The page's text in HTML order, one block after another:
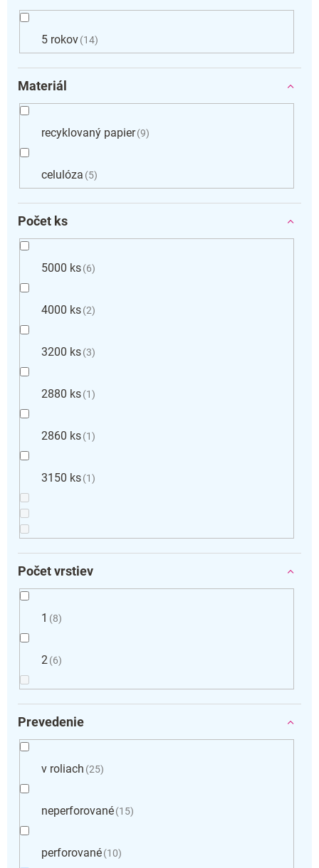
5 rokov 14
Materiál
recyklovaný papier 9
celulóza 5
Počet ks
5000 ks 6
4000 ks 2
3200 ks 3
2880 ks 1
2860 ks 1
3150 ks 1
Počet vrstiev
1 8
2 6
Prevedenie
v roliach 25
neperforované 15
perforované 10